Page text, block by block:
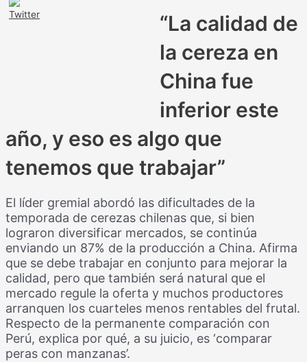
“La calidad de
la cereza en
China fue
inferior este
año, y eso es algo que
tenemos que trabajar”
El líder gremial abordó las dificultades de la
temporada de cerezas chilenas que, si bien
lograron diversificar mercados, se continúa
enviando un 87% de la producción a China. Afirma
que se debe trabajar en conjunto para mejorar la
calidad, pero que también será natural que el
mercado regule la oferta y muchos productores
arranquen los cuarteles menos rentables del frutal.
Respecto de la permanente comparación con
Perú, explica por qué, a su juicio, es ‘comparar
peras con manzanas’.